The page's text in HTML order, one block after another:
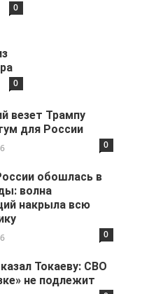
0
0
везет Трампу
для России
0
обошлась в
волна
накрыла всю
0
Токаеву: СВО
не подлежит